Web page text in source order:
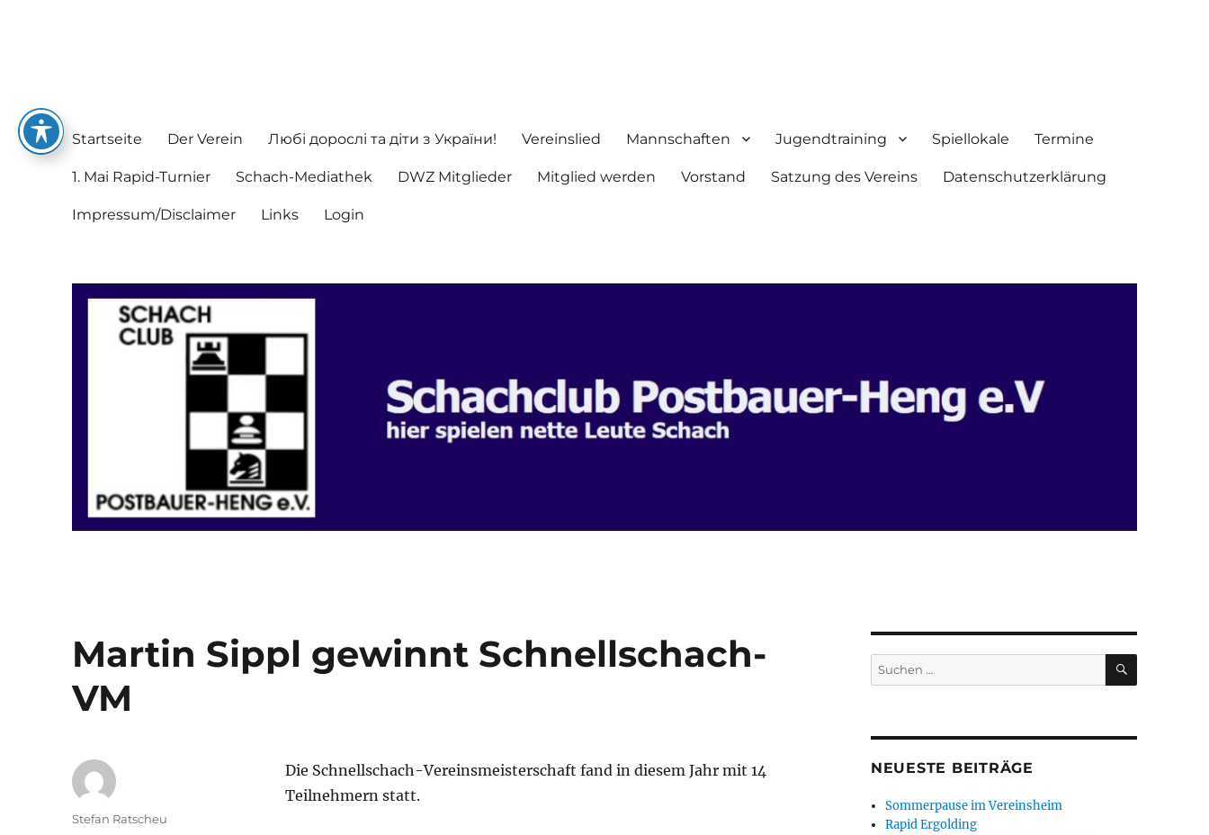
Startseite Der Verein Любі дорослі та діти з України! Vereinslied Mannschaften Jugendtraining Spiellokale Termine
1. Mai Rapid-Turnier Schach-Mediathek DWZ Mitglieder Mitglied werden Vorstand Satzung des Vereins Datenschutzerklärung
Impressum/Disclaimer Links Login
Martin Sippl gewinnt Schnellschach-
VM
Die Schnellschach-Vereinsmeisterschaft fand in diesem Jahr mit 14
Teilnehmern statt.
Autor
Stefan Ratscheu
Suchen
nach:
SUCHEN
NEUESTE BEITRÄGE
Sommerpause im Vereinsheim
Rapid Ergolding